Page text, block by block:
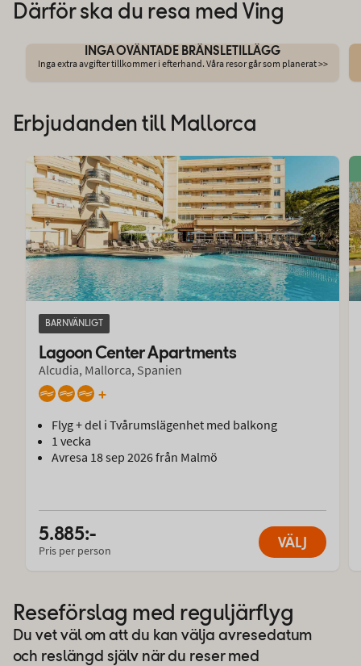
Därför ska du resa med Ving
INGA OVÄNTADE BRÄNSLETILLÄGG
Inga extra avgifter tillkommer i efterhand. Våra resor går som planerat >>
Erbjudanden till Mallorca
BARNVÄNLIGT
Lagoon Center Apartments
Alcudia, Mallorca, Spanien
+
Flyg + del i Tvårumslägenhet med balkong
1 vecka
Avresa 18 sep 2026 från Malmö
5.885:-
Pris per person VÄLJ
Reseförslag med reguljärflyg
Du vet väl om att du kan välja avresedatum
och reslängd själv när du reser med